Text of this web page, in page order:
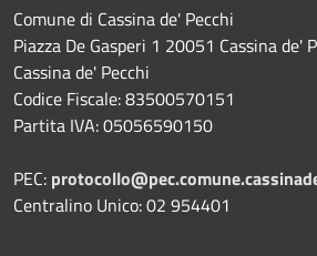
Comune di Cassina de' Pecchi
Piazza De Gasperi 1 20051 Cassina de'
Cassina de' Pecchi
Codice Fiscale: 83500570151
Partita IVA: 05056590150
PEC:
Centralino Unico: 02 954401